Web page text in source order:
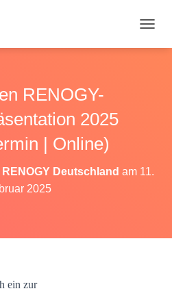
A
M
RENOGY-
2025
| Online)
RENOGY Deutschland am 11.
2025
ein zur